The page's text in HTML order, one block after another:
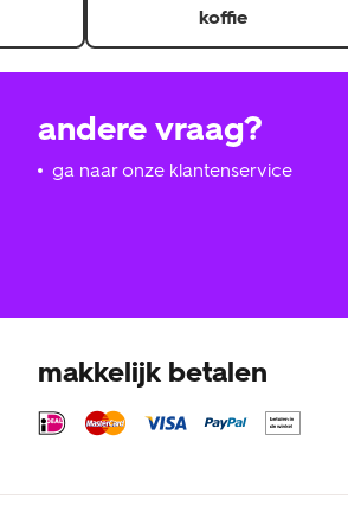
koffie
andere vraag?
ga naar onze klantenservice
makkelijk betalen